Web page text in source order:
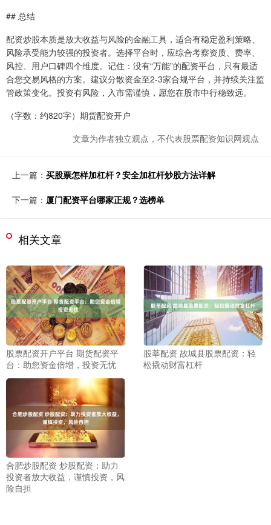
## 总结
配资炒股本质是放大收益与风险的金融工具，适合有稳定盈利策略、
风险承受能力较强的投资者。选择平台时，应综合考察资质、费率、
风控、用户口碑四个维度。记住：没有“万能”的配资平台，只有最适
合您交易风格的方案。建议分散资金至2-3家合规平台，并持续关注监
管政策变化。投资有风险，入市需谨慎，愿您在股市中行稳致远。
（字数：约820字）期货配资开户
文章为作者独立观点，不代表股票配资知识网观点
上一篇： 买股票怎样加杠杆？安全加杠杆炒股方法详解
下一篇： 厦门配资平台哪家正规？选榜单
相关文章
股票配资开户平台 期货配资平
台：助您资金倍增，投资无忧
股莘配资 故城县股票配资：轻
松撬动财富杠杆
合肥炒股配资 炒股配资：助力
投资者放大收益，谨慎投资，风
险自担